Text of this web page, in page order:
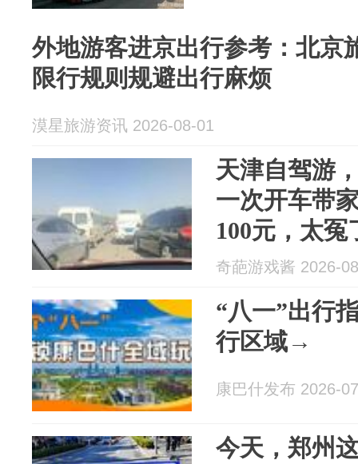
外地游客进京出行参考：北京
限行规则规避出行麻烦
漠星旅游资讯 2026-08-01
天津自驾游
一次开车带
100元，太冤
奇葩游戏酱 2026-
“八一”出行
行区域→
康巴什发布 2026-
今天，郑州